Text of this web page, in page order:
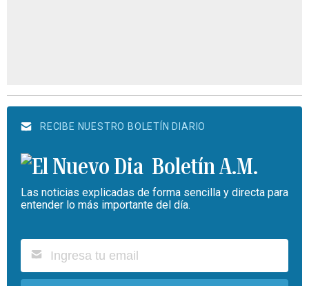
RECIBE NUESTRO BOLETÍN DIARIO
Boletín A.M.
Las noticias explicadas de forma sencilla y directa para
entender lo más importante del día.